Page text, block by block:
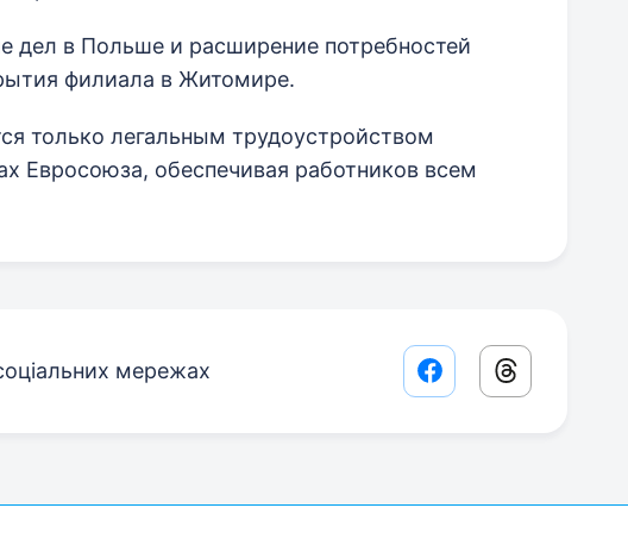
дел в Польше и расширение потребностей
филиала в Житомире.
только легальным трудоустройством
Евросоюза, обеспечивая работников всем
мережах Facebook share link
Threads